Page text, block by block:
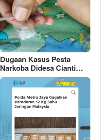
Dugaan Kasus Pesta
Narkoba Didesa Cianti…